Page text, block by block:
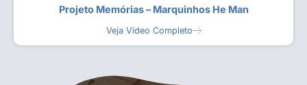
Projeto Memórias – Marquinhos He Man
Veja Vídeo Completo